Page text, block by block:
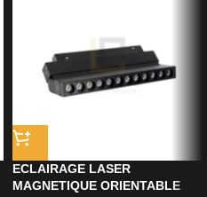
ECLAIRAGE LASER
MAGNETIQUE ORIENTABLE